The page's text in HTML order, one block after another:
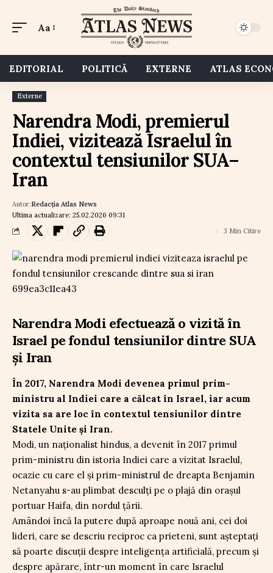
Aa
EDITORIAL POLITICĂ EXTERNE ATLAS
Externe
Narendra Modi, premierul
Indiei, vizitează Israelul în
contextul tensiunilor SUA–
Iran
Ultima actualizare: 25.02.2026 09:31
Autor:Redacția Atlas News
3 Min Citire
Narendra Modi efectuează o vizită în
Israel pe fondul tensiunilor dintre SUA
și Iran
În 2017, Narendra Modi devenea primul prim-
ministru al Indiei care a călcat în Israel, iar acum
vizita sa are loc în contextul tensiunilor dintre
Statele Unite și Iran.
Modi, un naționalist hindus, a devenit în 2017 primul
prim-ministru din istoria Indiei care a vizitat Israelul,
ocazie cu care el și prim-ministrul de dreapta Benjamin
Netanyahu s-au plimbat desculți pe o plajă din orașul
portuar Haifa, din nordul țării.
Amândoi încă la putere după aproape nouă ani, cei doi
lideri, care se descriu reciproc ca prieteni, sunt așteptați
să poarte discuții despre inteligența artificială, precum și
despre apărare, într-un moment în care Israelul